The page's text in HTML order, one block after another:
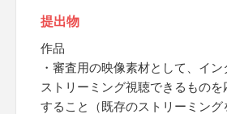
提出物
作品
・審査用の映像素材として、イ
ストリーミング視聴できるもの
すること（既存のストリーミング